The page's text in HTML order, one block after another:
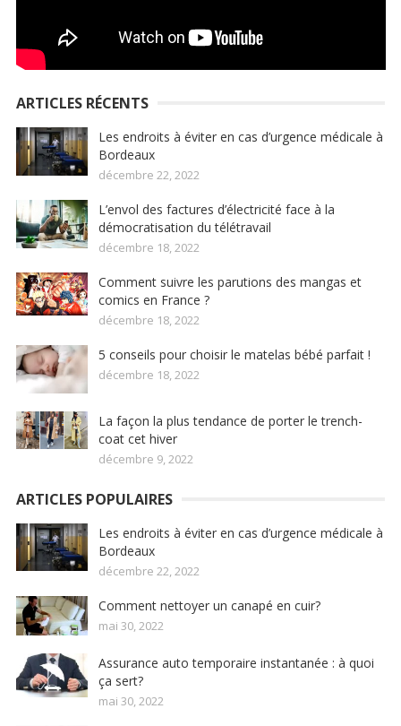
ARTICLES RÉCENTS
Les endroits à éviter en cas d’urgence médicale à
Bordeaux
décembre 22, 2022
L’envol des factures d’électricité face à la
démocratisation du télétravail
décembre 18, 2022
Comment suivre les parutions des mangas et
comics en France ?
décembre 18, 2022
5 conseils pour choisir le matelas bébé parfait !
décembre 18, 2022
La façon la plus tendance de porter le trench-
coat cet hiver
décembre 9, 2022
ARTICLES POPULAIRES
Les endroits à éviter en cas d’urgence médicale à
Bordeaux
décembre 22, 2022
Comment nettoyer un canapé en cuir?
mai 30, 2022
Assurance auto temporaire instantanée : à quoi
ça sert?
mai 30, 2022